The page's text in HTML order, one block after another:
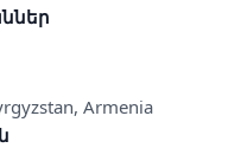
Armenia